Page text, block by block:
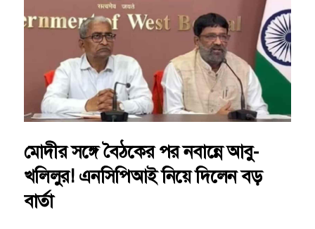
মোদীর সঙ্গে বৈঠকের পর নবান্নে আবু-
খলিলুর! এনসিপিআই নিয়ে দিলেন বড়
বার্তা